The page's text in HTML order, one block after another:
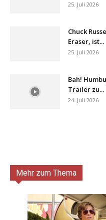
25. Juli 2026
Chuck
Eraser, ist...
25. Juli 2026
Bah!
Trailer zu...
24. Juli 2026
Mehr zum Thema